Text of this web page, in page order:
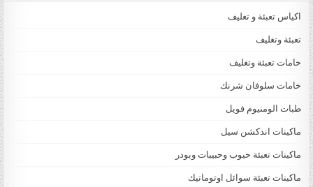
اكياس تعبئة و تغليف
تعبئة وتغليف
خامات تعبئة وتغليف
خامات سلوفان شرنك
طبات الومنيوم فويل
ماكينات اندكشن سيل
ماكينات تعبئة حبوب وحبيبات وبودر
ماكينات تعبئة سوائل اوتوماتيك